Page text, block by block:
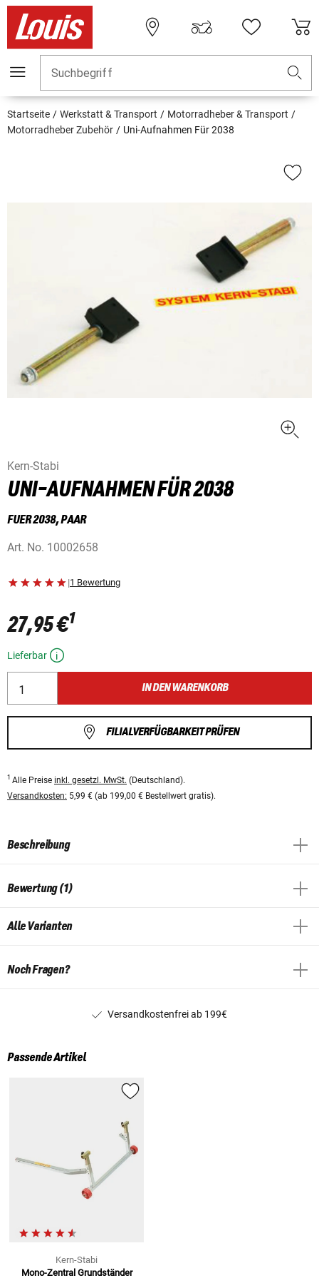
Suchbegriff
Startseite Werkstatt & Transport
Motorradheber & Transport
Motorradheber Zubehör
Uni-Aufnahmen Für 2038
Kern-Stabi
UNI-AUFNAHMEN FÜR 2038
FUER 2038, PAAR
Art. No. 10002658
|1 Bewertung
27,95 €1
Lieferbar
IN DEN WARENKORB
FILIALVERFÜGBARKEIT PRÜFEN
1 Alle Preise inkl. gesetzl. MwSt. (Deutschland).
Versandkosten: 5,99 € (ab 199,00 € Bestellwert gratis).
Beschreibung
Bewertung (1)
Alle Varianten
Noch Fragen?
Versandkostenfrei ab 199€
Passende Artikel
Kern-Stabi
Mono-Zentral Grundständer